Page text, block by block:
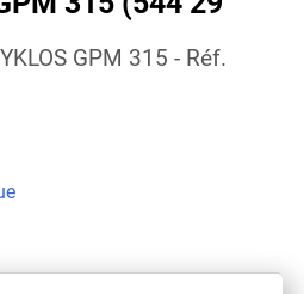
GPM 315 - Réf.